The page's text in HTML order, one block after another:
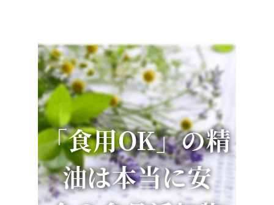
「食用OK」の精
油は本当に安